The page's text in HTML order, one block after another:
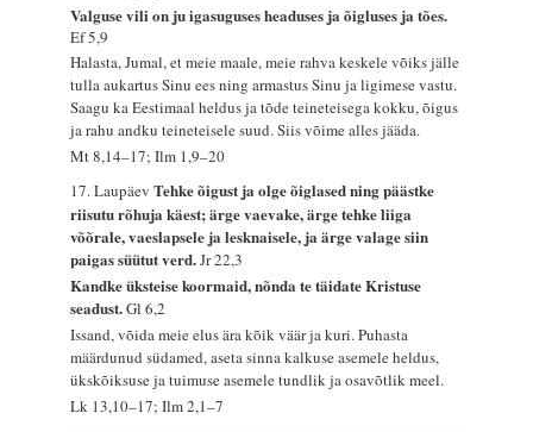
Valguse vili on ju igasuguses headuses ja õigluses ja tões.
Ef 5,9
Halasta, Jumal, et meie maale, meie rahva keskele võiks jälle
tulla aukartus Sinu ees ning armastus Sinu ja ligimese vastu.
Saagu ka Eestimaal heldus ja tõde teineteisega kokku, õigus
ja rahu andku teineteisele suud. Siis võime alles jääda.
Mt 8,14–17; Ilm 1,9–20
17. LaupäevTehke õigust ja olge õiglased ning päästke
riisutu rõhuja käest; ärge vaevake, ärge tehke liiga
võõrale, vaeslapsele ja lesknaisele, ja ärge valage siin
paigas süütut verd.Jr 22,3
Kandke üksteise koormaid, nõnda te täidate Kristuse
seadust.Gl 6,2
Issand, võida meie elus ära kõik väär ja kuri. Puhasta
määrdunud südamed, aseta sinna kalkuse asemele heldus,
ükskõiksuse ja tuimuse asemele tundlik ja osavõtlik meel.
Lk 13,10–17; Ilm 2,1–7